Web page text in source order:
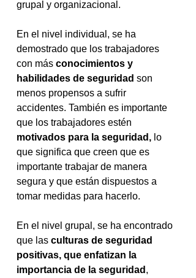
grupal y organizacional.
En el nivel individual, se ha
demostrado que los trabajadores
con más conocimientos y
habilidades de seguridad son
menos propensos a sufrir
accidentes. También es importante
que los trabajadores estén
motivados para la seguridad, lo
que significa que creen que es
importante trabajar de manera
segura y que están dispuestos a
tomar medidas para hacerlo.
En el nivel grupal, se ha encontrado
que las culturas de seguridad
positivas, que enfatizan la
importancia de la seguridad ,